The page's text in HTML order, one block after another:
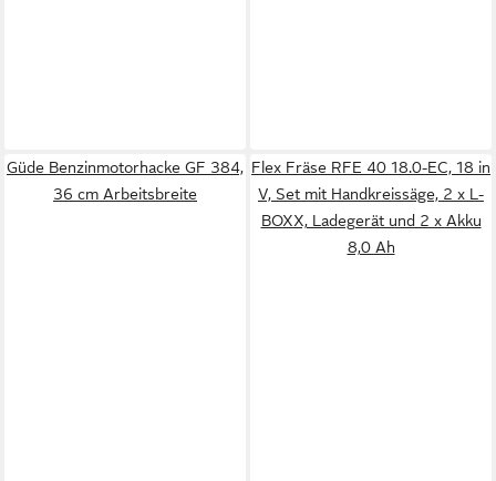
Güde Benzinmotorhacke GF 384,
36 cm Arbeitsbreite
Flex Fräse RFE 40 18.0-EC, 18 in
V, Set mit Handkreissäge, 2 x L-
BOXX, Ladegerät und 2 x Akku
8,0 Ah